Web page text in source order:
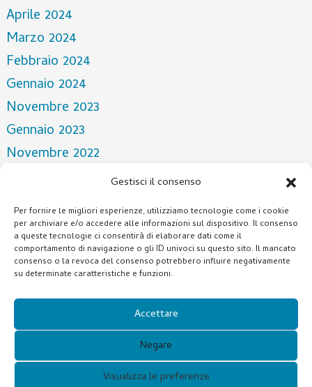
Gestisci il consenso
Per fornire le migliori esperienze, utilizziamo tecnologie come i cookie
per archiviare e/o accedere alle informazioni sul dispositivo. Il consenso
a queste tecnologie ci consentirà di elaborare dati come il
comportamento di navigazione o gli ID univoci su questo sito. Il mancato
consenso o la revoca del consenso potrebbero influire negativamente
su determinate caratteristiche e funzioni.
Accettare
Negare
Visualizza le preferenze
Aprile 2024
Marzo 2024
Febbraio 2024
Gennaio 2024
Novembre 2023
Gennaio 2023
Novembre 2022
Dicembre 2021
Ottobre 2021
Luglio 2021
Categorie
NOTIZIA